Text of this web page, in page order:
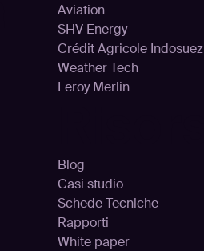
Aviation
SHV Energy
Crédit Agricole Indosuez
Weather Tech
Leroy Merlin
Blog
Casi studio
Schede Tecniche
Rapporti
White paper